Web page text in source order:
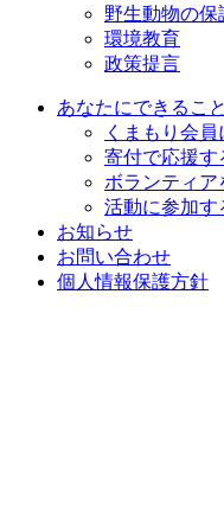
野生動物の保
環境教育
政策提言
あなたにできること
くまもり会員
寄付で応援す
ボランティア
活動に参加す
お知らせ
お問い合わせ
個人情報保護方針